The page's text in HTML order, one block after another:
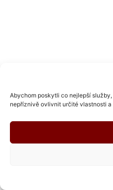
Abychom poskytli co nejlepší
nepříznivě ovlivnit určité vlastnosti